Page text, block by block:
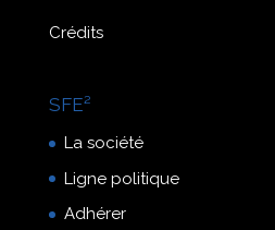
Crédits
SFE²
La société
Ligne politique
Adhérer